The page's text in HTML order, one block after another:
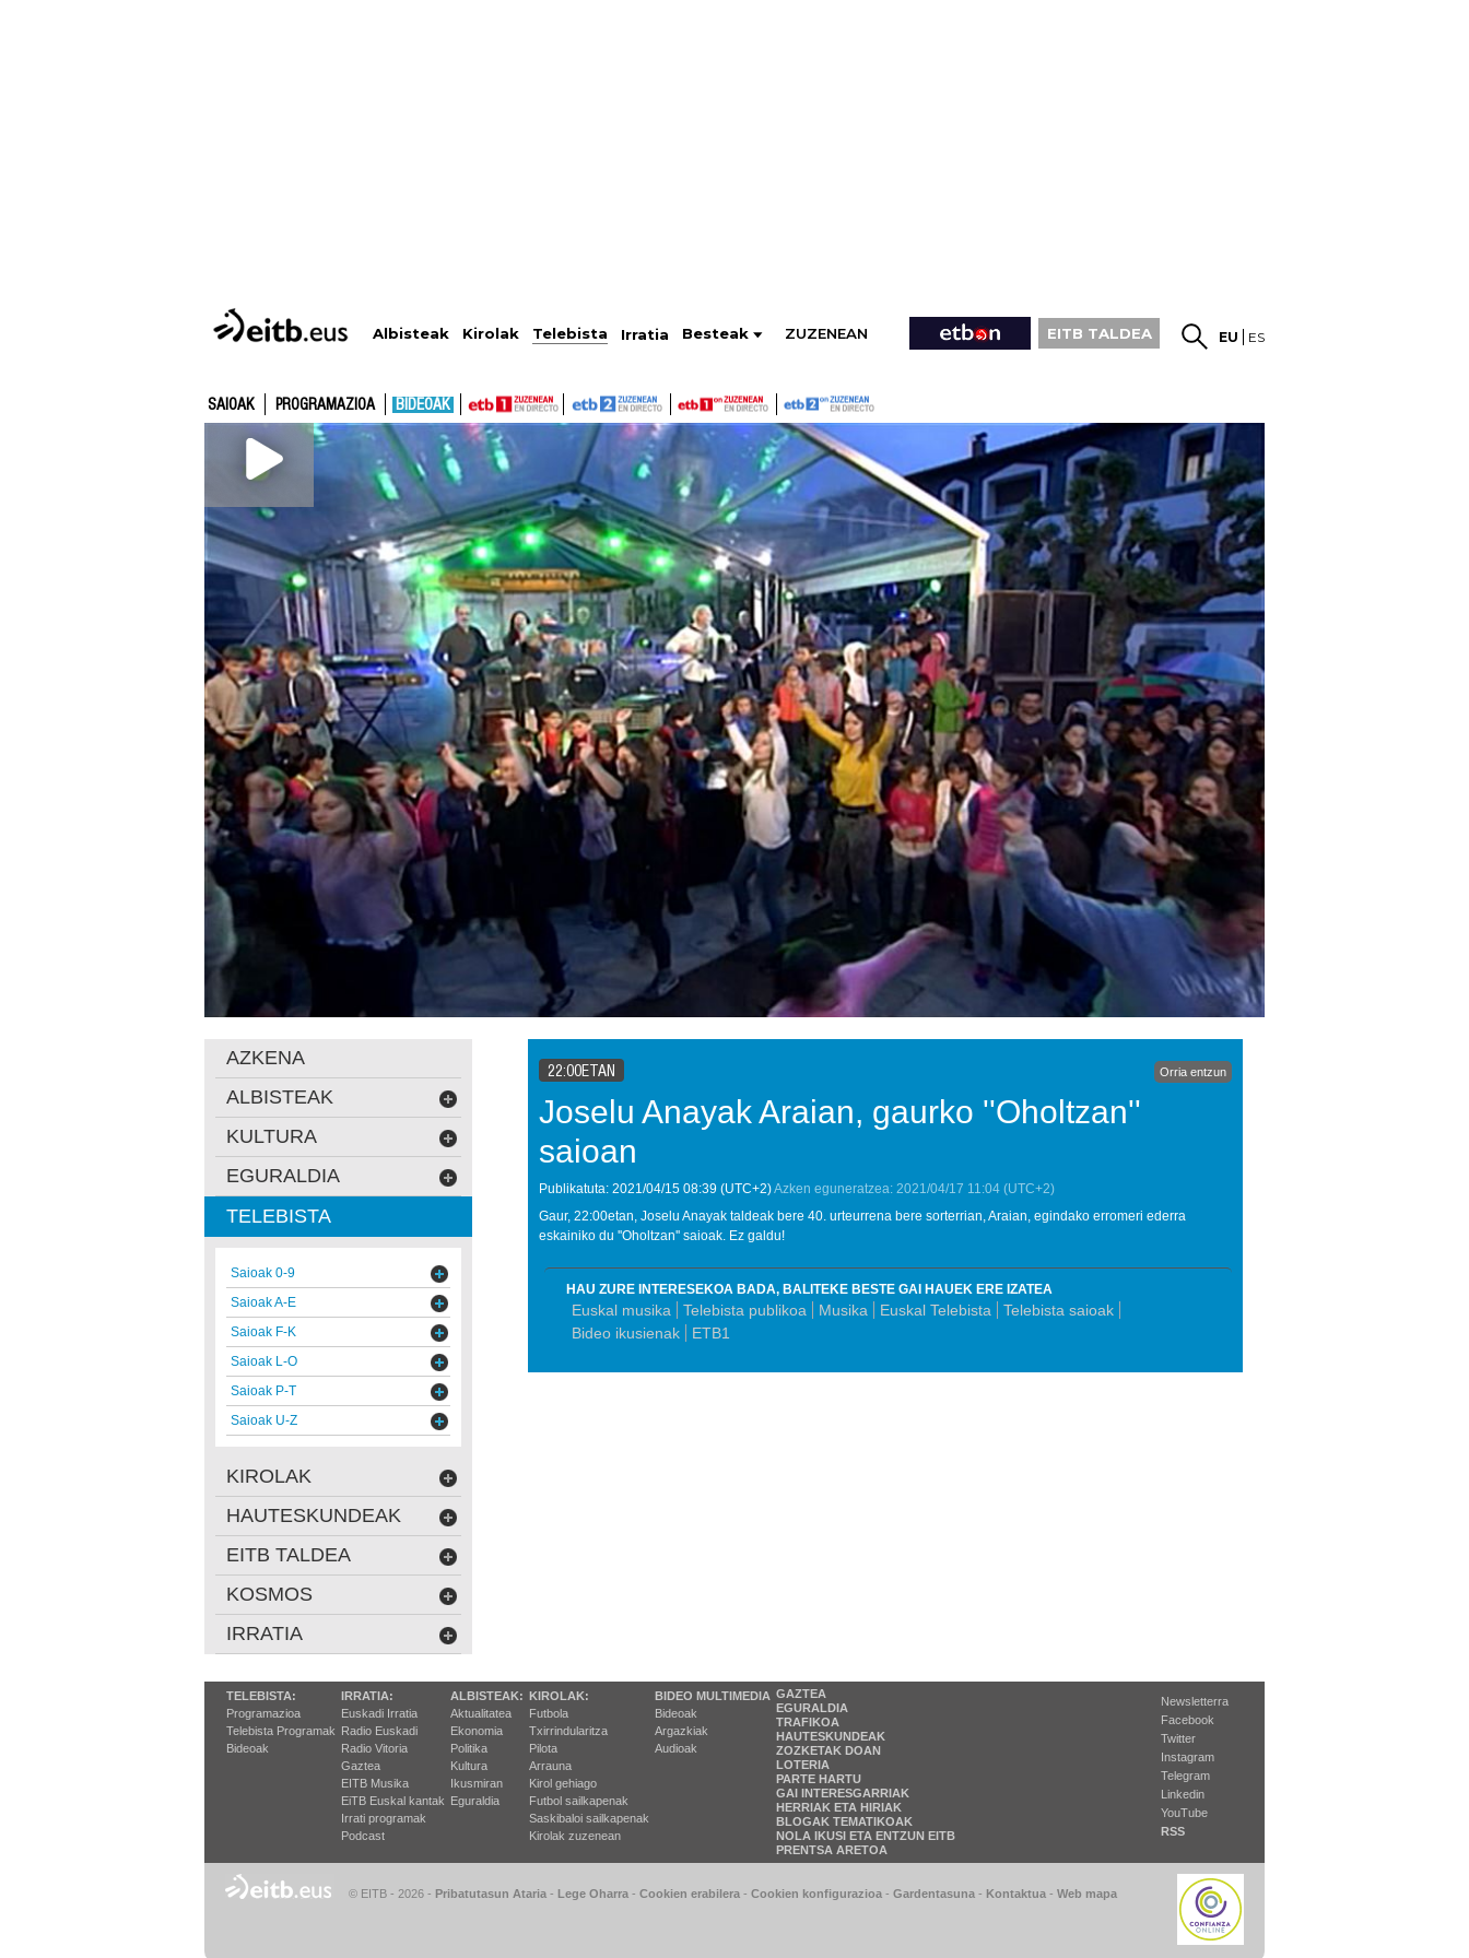
Albisteak Kirolak Telebista Irratia Besteak ZUZENEAN EITB TALDEA EU ES
SAIOAK PROGRAMAZIOA BIDEOAK
22:00ETAN Orria entzun
Joselu Anayak Araian, gaurko ''Oholtzan''
saioan
Publikatuta: 2021/04/15 08:39 (UTC+2)Azken eguneratzea: 2021/04/17 11:04 (UTC+2)
Gaur, 22:00etan, Joselu Anayak taldeak bere 40. urteurrena bere sorterrian, Araian, egindako erromeri ederra
eskainiko du ''Oholtzan'' saioak. Ez galdu!
HAU ZURE INTERESEKOA BADA, BALITEKE BESTE GAI HAUEK ERE IZATEA
Euskal musika Telebista publikoa Musika Euskal Telebista
Telebista saioak
Bideo ikusienak
ETB1
AZKENA
ALBISTEAK
KULTURA
EGURALDIA
TELEBISTA
Saioak 0-9
Saioak A-E
Saioak F-K
Saioak L-O
Saioak P-T
Saioak U-Z
KIROLAK
HAUTESKUNDEAK
EITB TALDEA
KOSMOS
IRRATIA
TELEBISTA:
Programazioa
Telebista Programak
Bideoak
IRRATIA:
Euskadi Irratia
Radio Euskadi
Radio Vitoria
Gaztea
EITB Musika
EiTB Euskal kantak
Irrati programak
Podcast
ALBISTEAK:
Aktualitatea
Ekonomia
Politika
Kultura
Ikusmiran
Eguraldia
KIROLAK:
Futbola
Txirrindularitza
Pilota
Arrauna
Kirol gehiago
Futbol sailkapenak
Saskibaloi sailkapenak
Kirolak zuzenean
BIDEO MULTIMEDIA
Bideoak
Argazkiak
Audioak
GAZTEA
EGURALDIA
TRAFIKOA
HAUTESKUNDEAK
ZOZKETAK DOAN
LOTERIA
PARTE HARTU
GAI INTERESGARRIAK
HERRIAK ETA HIRIAK
BLOGAK TEMATIKOAK
NOLA IKUSI ETA ENTZUN EITB
PRENTSA ARETOA
Newsletterra
Facebook
Twitter
Instagram
Telegram
Linkedin
YouTube
RSS
© EITB - 2026 - Pribatutasun Ataria - Lege Oharra - Cookien erabilera - Cookien konfigurazioa - Gardentasuna - Kontaktua - Web mapa